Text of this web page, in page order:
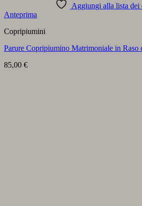
Aggiungi alla lista dei
Anteprima
Copripiumini
Parure Copripiumino Matrimoniale in Raso
85,00 €